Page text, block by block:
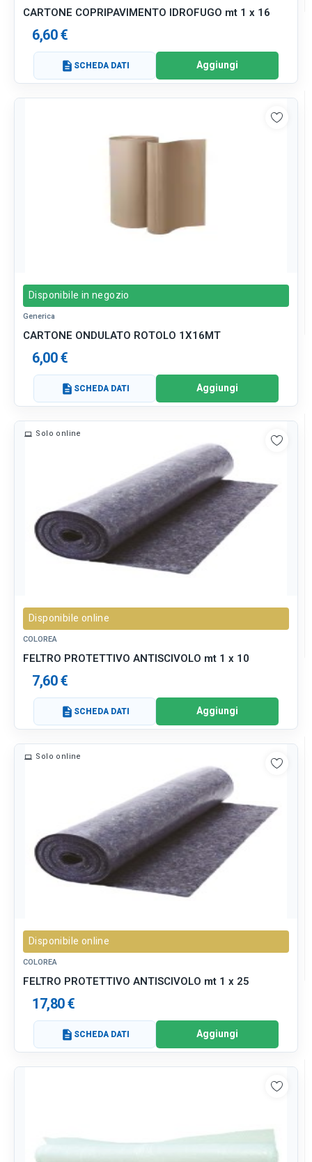
CARTONE COPRIPAVIMENTO IDROFUGO mt 1 x 16
6,60 €
description SCHEDA DATI Aggiungi
Disponibile in negozio
Generica
CARTONE ONDULATO ROTOLO 1X16MT
6,00 €
description SCHEDA DATI Aggiungi
Solo online
Disponibile online
COLOREA
FELTRO PROTETTIVO ANTISCIVOLO mt 1 x 10
7,60 €
description SCHEDA DATI Aggiungi
Solo online
Disponibile online
COLOREA
FELTRO PROTETTIVO ANTISCIVOLO mt 1 x 25
17,80 €
description SCHEDA DATI Aggiungi